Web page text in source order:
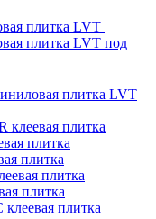
плитка LVT
плитка LVT под
плитка LVT
клеевая плитка
плитка
плитка
плитка
плитка
плитка